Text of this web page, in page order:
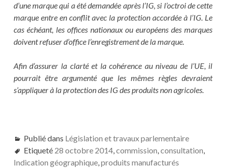
d’une marque qui a été demandée après l’IG, si l’octroi de cette
marque entre en conflit avec la protection accordée à l’IG. Le
cas échéant, les offices nationaux ou européens des marques
doivent refuser d’office l’enregistrement de la marque.
Afin d’assurer la clarté et la cohérence au niveau de l’UE, il
pourrait être argumenté que les mêmes règles devraient
s’appliquer à la protection des IG des produits non agricoles.
Publié dans Législation et travaux parlementaire
Etiqueté 28 octobre 2014,commission,consultation,
Indication géographique,produits manufacturés